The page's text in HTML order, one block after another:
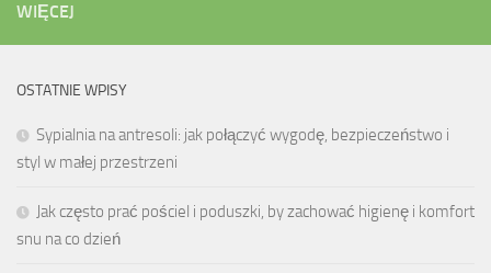
WIĘCEJ
OSTATNIE WPISY
Sypialnia na antresoli: jak połączyć wygodę, bezpieczeństwo i
styl w małej przestrzeni
Jak często prać pościel i poduszki, by zachować higienę i komfort
snu na co dzień